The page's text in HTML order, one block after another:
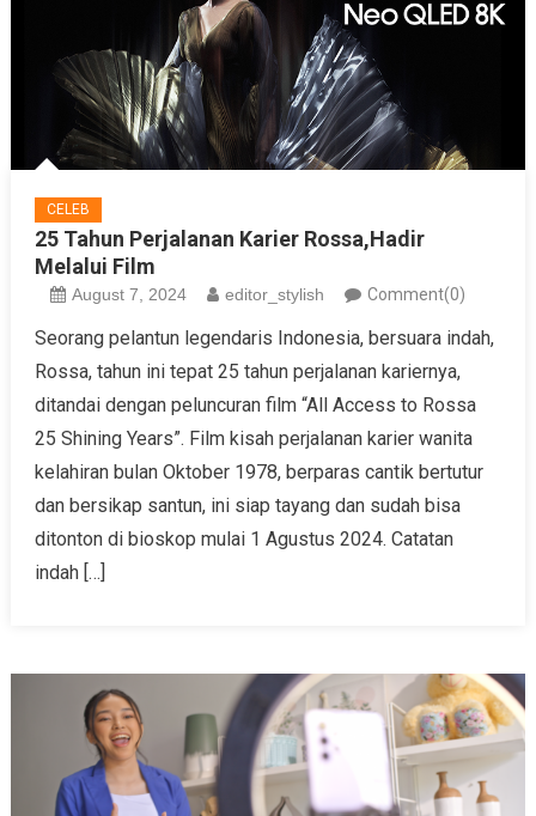
CELEB
25 Tahun Perjalanan Karier Rossa,Hadir
Melalui Film
August 7, 2024 editor_stylish Comment(0)
Seorang pelantun legendaris Indonesia, bersuara indah,
Rossa, tahun ini tepat 25 tahun perjalanan kariernya,
ditandai dengan peluncuran film “All Access to Rossa
25 Shining Years”. Film kisah perjalanan karier wanita
kelahiran bulan Oktober 1978, berparas cantik bertutur
dan bersikap santun, ini siap tayang dan sudah bisa
ditonton di bioskop mulai 1 Agustus 2024. Catatan
indah […]